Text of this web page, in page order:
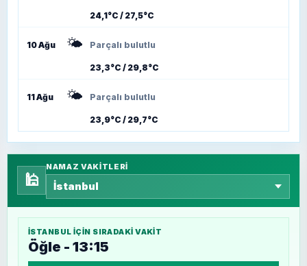
24,1°C / 27,5°C
10 Ağu 🌤️ Parçalı bulutlu
23,3°C / 29,8°C
11 Ağu 🌤️ Parçalı bulutlu
23,9°C / 29,7°C
🕌
NAMAZ VAKITLERI
İSTANBUL IÇIN SIRADAKI VAKIT
Öğle - 13:15